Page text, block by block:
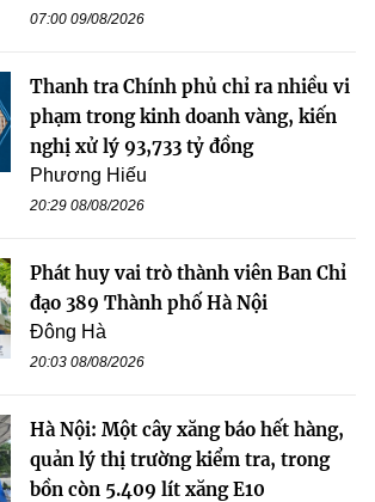
07:00 09/08/2026
Thanh tra Chính phủ chỉ ra nhiều vi
phạm trong kinh doanh vàng, kiến
nghị xử lý 93,733 tỷ đồng
Phương Hiếu
20:29 08/08/2026
Phát huy vai trò thành viên Ban Chỉ
đạo 389 Thành phố Hà Nội
Đông Hà
20:03 08/08/2026
Hà Nội: Một cây xăng báo hết hàng,
quản lý thị trường kiểm tra, trong
bồn còn 5.409 lít xăng E10